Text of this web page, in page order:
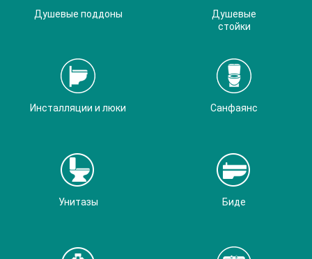
Душевые поддоны
Душевые
стойки
Инсталляции и люки Санфаянс
Унитазы Биде